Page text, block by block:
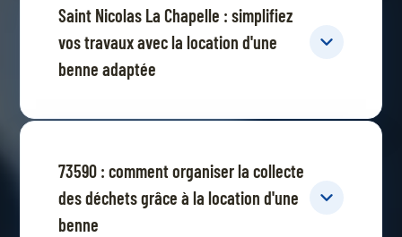
Saint Nicolas La Chapelle : simplifiez
vos travaux avec la location d'une
benne adaptée
73590 : comment organiser la collecte
des déchets grâce à la location d'une
benne